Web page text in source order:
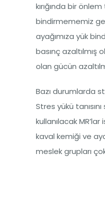
kırığında bir
bindirmememiz
ayağımıza yük
basınç
olan gücün
Bazı durumlarda
Stres yükü
kullanılacak
kaval kemiği ve
meslek grupları